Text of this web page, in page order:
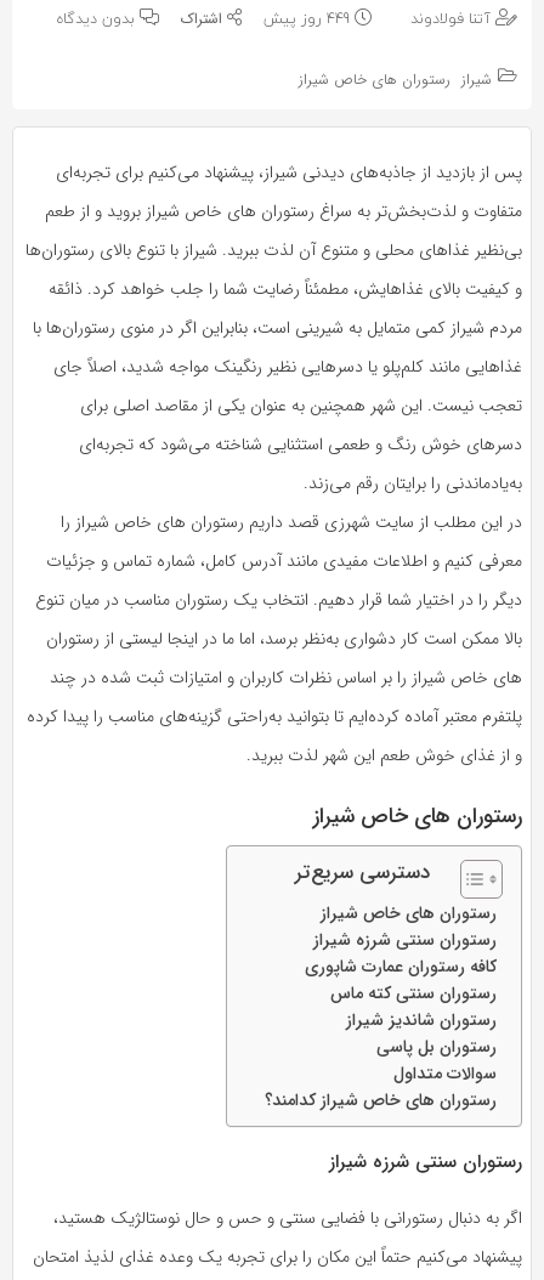
به
بگذارید.
کپی
لینک
آتنا فولادوند به
بگذارید.
کپی
بدون دیدگاه
شیراز رستوران های خاص شیراز
پس از بازدید از جاذبه‌های دیدنی شیراز، پیشنهاد می‌کنیم برای تجربه‌ای
متفاوت و لذت‌بخش‌تر به سراغ رستوران های خاص شیراز بروید و از طعم
بی‌نظیر غذاهای محلی و متنوع آن لذت ببرید. شیراز با تنوع بالای رستوران‌ها
و کیفیت بالای غذاهایش، مطمئناً رضایت شما را جلب خواهد کرد. ذائقه
مردم شیراز کمی متمایل به شیرینی است، بنابراین اگر در منوی رستوران‌ها با
غذاهایی مانند کلم‌پلو یا دسرهایی نظیر رنگینک مواجه شدید، اصلاً جای
تعجب نیست. این شهر همچنین به عنوان یکی از مقاصد اصلی برای
دسرهای خوش رنگ و طعمی استثنایی شناخته می‌شود که تجربه‌ای
به‌یادماندنی را برایتان رقم می‌زند.
در این مطلب از سایت شهرزی قصد داریم رستوران های خاص شیراز را
معرفی کنیم و اطلاعات مفیدی مانند آدرس کامل، شماره تماس و جزئیات
دیگر را در اختیار شما قرار دهیم. انتخاب یک رستوران مناسب در میان تنوع
بالا ممکن است کار دشواری به‌نظر برسد، اما ما در اینجا لیستی از رستوران
های خاص شیراز را بر اساس نظرات کاربران و امتیازات ثبت شده در چند
پلتفرم معتبر آماده کرده‌ایم تا بتوانید به‌راحتی گزینه‌های مناسب را پیدا کرده
و از غذای خوش طعم این شهر لذت ببرید.
رستوران های خاص شیراز
دسترسی سریع‌تر
رستوران های خاص شیراز
رستوران سنتی شرزه شیراز
کافه رستوران عمارت شاپوری
رستوران سنتی کته ماس
رستوران شاندیز شیراز
رستوران بل پاسی
سوالات متداول
رستوران های خاص شیراز کدامند؟
رستوران سنتی شرزه شیراز
اگر به دنبال رستورانی با فضایی سنتی و حس‌ و حال نوستالژیک هستید،
پیشنهاد می‌کنیم حتماً این مکان را برای تجربه یک وعده غذای لذیذ امتحان